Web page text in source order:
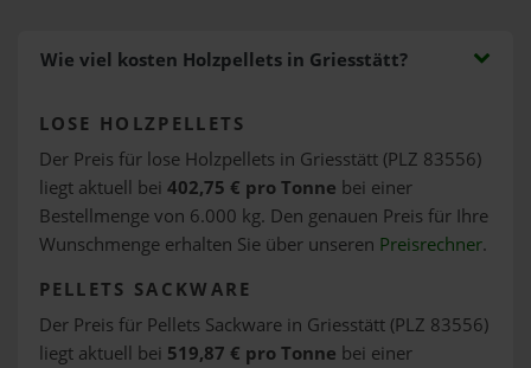
Wie viel kosten Holzpellets in Griesstätt?
LOSE HOLZPELLETS
Der Preis für lose Holzpellets in Griesstätt (PLZ 83556)
liegt aktuell bei 402,75 € pro Tonne bei einer
Bestellmenge von 6.000 kg. Den genauen Preis für Ihre
Wunschmenge erhalten Sie über unseren Preisrechner.
PELLETS SACKWARE
Der Preis für Pellets Sackware in Griesstätt (PLZ 83556)
liegt aktuell bei 519,87 € pro Tonne bei einer